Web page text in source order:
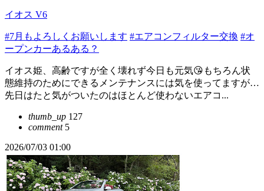
イオス V6
#7月もよろしくお願いします #エアコンフィルター交換 #オ
ープンカーあるある？
イオス姫、高齢ですが全く壊れず今日も元気😘もちろん状
態維持のためにできるメンテナンスには気を使ってますが…
先日はたと気がついたのはほとんど使わないエアコ...
thumb_up 127
comment5
2026/07/03 01:00